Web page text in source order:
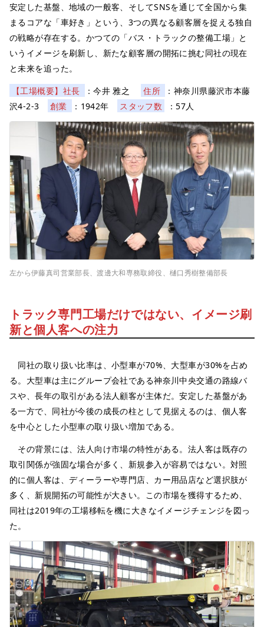
安定した基盤、地域の一般客、そしてSNSを通じて全国から集
まるコアな「車好き」という、3つの異なる顧客層を捉える独自
の戦略が存在する。かつての「バス・トラックの整備工場」と
いうイメージを刷新し、新たな顧客層の開拓に挑む同社の現在
と未来を追った。
【工場概要】社長
：今井 雅之 住所
：神奈川県藤沢市本藤
沢4-2-3
創業 ：1942年 スタッフ数 ：57人
左から伊藤真司営業部長、渡邊大和専務取締役、樋口秀樹整備部長
トラック専門工場だけではない、イメージ刷
新と個人客への注力
同社の取り扱い比率は、小型車が70%、大型車が30%を占め
る。大型車は主にグループ会社である神奈川中央交通の路線バ
スや、長年の取引がある法人顧客が主体だ。安定した基盤があ
る一方で、同社が今後の成長の柱として見据えるのは、個人客
を中心とした小型車の取り扱い増加である。
その背景には、法人向け市場の特性がある。法人客は既存の
取引関係が強固な場合が多く、新規参入が容易ではない。対照
的に個人客は、ディーラーや専門店、カー用品店など選択肢が
多く、新規開拓の可能性が大きい。この市場を獲得するため、
同社は2019年の工場移転を機に大きなイメージチェンジを図っ
た。